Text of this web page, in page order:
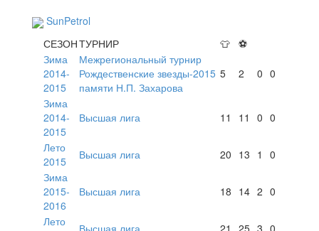
SunPetrol
СЕЗОНТУРНИР 👕 ⚽
Зима
2014-
2015
Межрегиональный турнир
Рождественские звезды-2015
памяти Н.П. Захарова
5 2 0 0
Зима
2014-
2015
Высшая лига 11 11 0 0
Лето
2015
Высшая лига 20 13 1
0
Зима
2015-
2016
Высшая лига 18 14 2 0
Лето
Высшая лига 21 25 3 0